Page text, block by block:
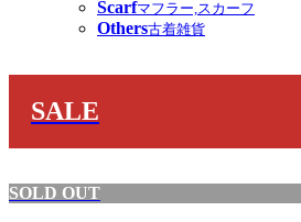
Scarfマフラー,スカーフ
Others古着雑貨
SALE
SOLD OUT